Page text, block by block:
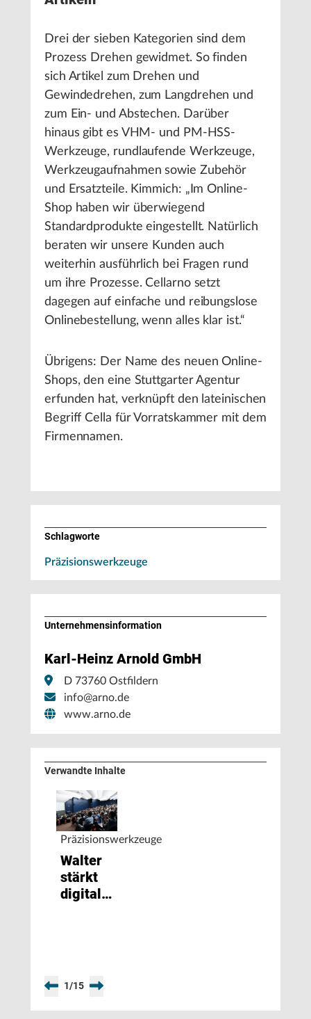
Drei der sieben Kategorien sind dem
Prozess Drehen gewidmet. So finden
sich Artikel zum Drehen und
Gewindedrehen, zum Langdrehen und
zum Ein- und Abstechen. Darüber
hinaus gibt es VHM- und PM-HSS-
Werkzeuge, rundlaufende Werkzeuge,
Werkzeugaufnahmen sowie Zubehör
und Ersatzteile. Kimmich: „Im Online-
Shop haben wir überwiegend
Standardprodukte eingestellt. Natürlich
beraten wir unsere Kunden auch
weiterhin ausführlich bei Fragen rund
um ihre Prozesse. Cellarno setzt
dagegen auf einfache und reibungslose
Onlinebestellung, wenn alles klar ist.“
Übrigens: Der Name des neuen Online-
Shops, den eine Stuttgarter Agentur
erfunden hat, verknüpft den lateinischen
Begriff Cella für Vorratskammer mit dem
Firmennamen.
Schlagworte
Präzisionswerkzeuge
Unternehmens­information
Karl-Heinz Arnold GmbH
D 73760 Ostfildern
info@arno.de
www.arno.de
Verwandte Inhalte
Präzisionswerkzeuge
Walter
stärkt
digitales
1/15